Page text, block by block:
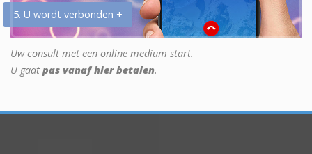
5. U wordt verbonden +
Uw consult met een online medium start.
U gaat pas vanaf hier betalen.